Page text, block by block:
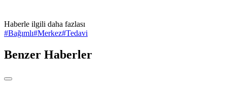
Haberle ilgili daha fazlası
#Bağımlı#Merkez#Tedavi
Benzer Haberler